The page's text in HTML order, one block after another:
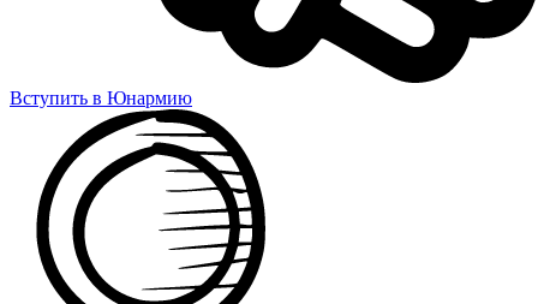
Вступить в Юнармию